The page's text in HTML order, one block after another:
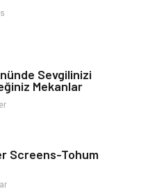
Genel Kültür
Sevgilinizi
Mekanlar
Screens-Tohum